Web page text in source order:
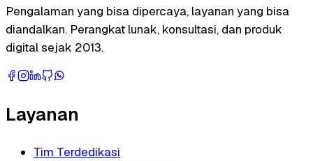
Pengalaman yang bisa dipercaya, layanan yang bisa
diandalkan. Perangkat lunak, konsultasi, dan produk
digital sejak 2013.
Layanan
Tim Terdedikasi